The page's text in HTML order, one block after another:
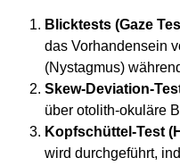
Blicktests (Gaze
das Vorhandensein
(Nystagmus)
Skew-Deviation-
über otolith-okuläre
Kopfschüttel-Test
wird durchgeführt,